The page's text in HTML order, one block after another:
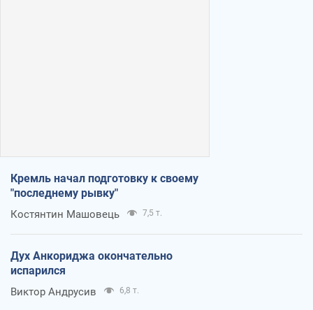
Кремль начал подготовку к своему
"последнему рывку"
Костянтин Машовець 7,5 т.
Дух Анкориджа окончательно
испарился
Виктор Андрусив 6,8 т.